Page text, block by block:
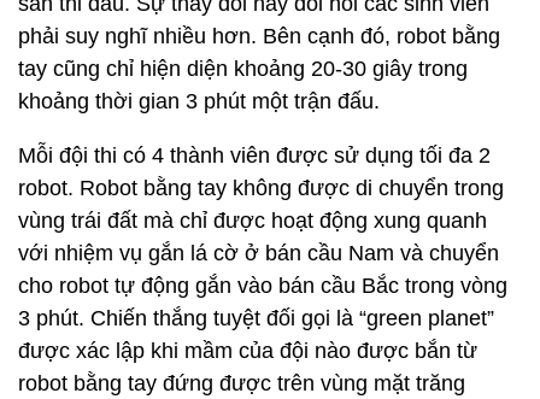
phải suy nghĩ nhiều hơn. Bên cạnh đó, robot bằng
tay cũng chỉ hiện diện khoảng 20-30 giây trong
khoảng thời gian 3 phút một trận đấu.
Mỗi đội thi có 4 thành viên được sử dụng tối đa 2
robot. Robot bằng tay không được di chuyển trong
vùng trái đất mà chỉ được hoạt động xung quanh
với nhiệm vụ gắn lá cờ ở bán cầu Nam và chuyển
cho robot tự động gắn vào bán cầu Bắc trong vòng
3 phút. Chiến thắng tuyệt đối gọi là “green planet”
được xác lập khi mầm của đội nào được bắn từ
robot bằng tay đứng được trên vùng mặt trăng